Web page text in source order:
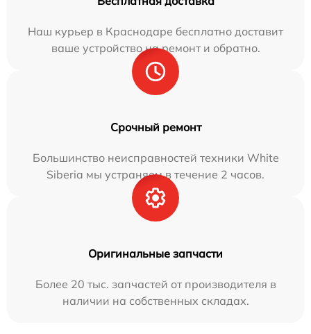
Наш курьер в Краснодаре бесплатно доставит
ваше устройство на ремонт и обратно.
Срочный ремонт
Большинство неисправностей техники White
Siberia мы устраняем в течение 2 часов.
Оригинальные запчасти
Более 20 тыс. запчастей от производителя в
наличии на собственных складах.